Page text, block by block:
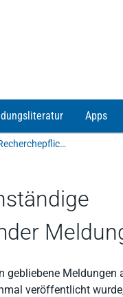
Apps
Bericht über Ex-Nationaltorwart: Eigenständige Recherchepflicht bei Übernahme fremder Meldungen
gebliebene Meldungen
veröffentlicht